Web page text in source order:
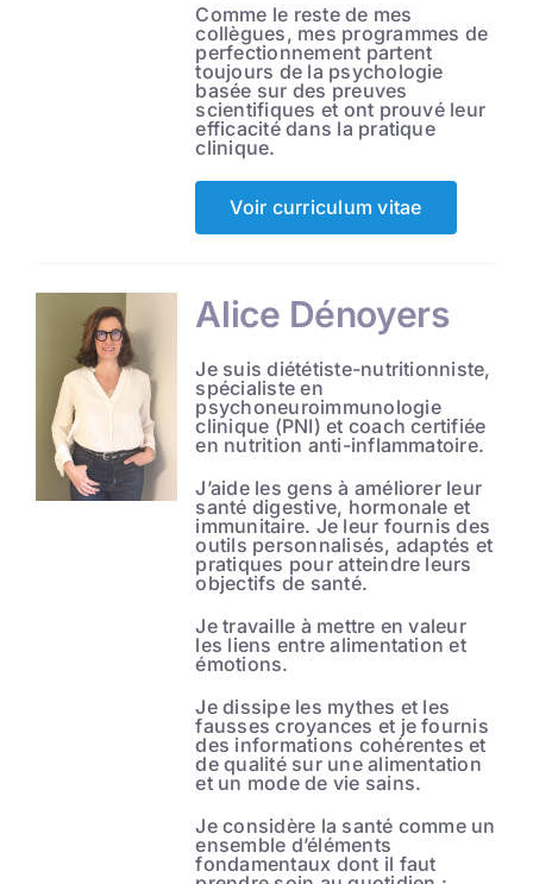
Comme le reste de mes
collègues, mes programmes de
perfectionnement partent
toujours de la psychologie
basée sur des preuves
scientifiques et ont prouvé leur
efficacité dans la pratique
clinique.
Voir curriculum vitae
Alice Dénoyers
Je suis diététiste-nutritionniste,
spécialiste en
psychoneuroimmunologie
clinique (PNI) et coach certifiée
en nutrition anti-inflammatoire.
J’aide les gens à améliorer leur
santé digestive, hormonale et
immunitaire. Je leur fournis des
outils personnalisés, adaptés et
pratiques pour atteindre leurs
objectifs de santé.
Je travaille à mettre en valeur
les liens entre alimentation et
émotions.
Je dissipe les mythes et les
fausses croyances et je fournis
des informations cohérentes et
de qualité sur une alimentation
et un mode de vie sains.
Je considère la santé comme un
ensemble d’éléments
fondamentaux dont il faut